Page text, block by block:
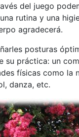
del juego
rutina y una
agradecerá.
posturas
su práctica: un
físicas como la
danza, etc.